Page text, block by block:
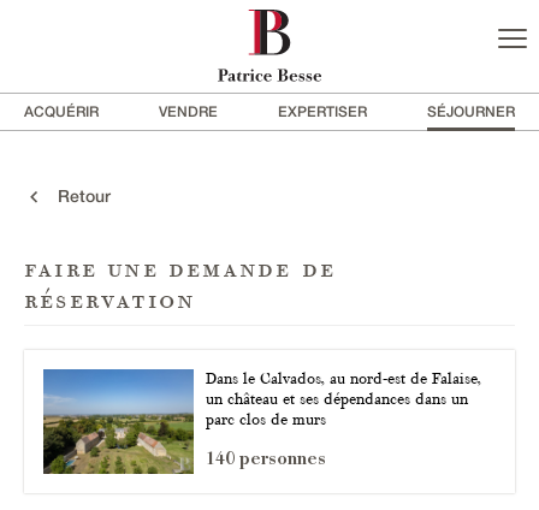
ACQUÉRIR VENDRE EXPERTISER SÉJOURNER
Retour
faire une demande de
réservation
Dans le Calvados, au nord-est de Falaise,
un château et ses dépendances dans un
parc clos de murs
140 personnes